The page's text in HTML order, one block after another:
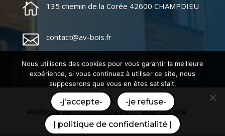
 135 chemin de la Corée 42600 CHAMPDIEU
 contact@av-bois.fr
Mentions Légales
Politique de Confidentialité
Plan du Site
Création Site Internet | WEBILIKO |
Nous utilisons des cookies pour vous garantir la meilleure
expérience, si vous continuez à utiliser ce site, nous
supposerons que vous en êtes satisfait.
-j'accepte- -je refuse-
| politique de confidentialité |